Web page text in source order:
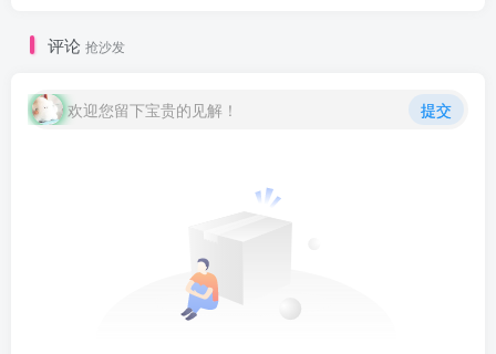
评论 抢沙发
欢迎您留下宝贵的见解！ 提交